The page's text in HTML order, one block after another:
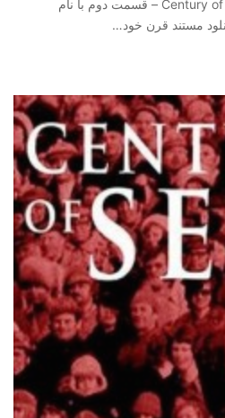
دانلود مستند قرن خود Century of the Self – قسمت دوم با نام
مستند قرن خود…